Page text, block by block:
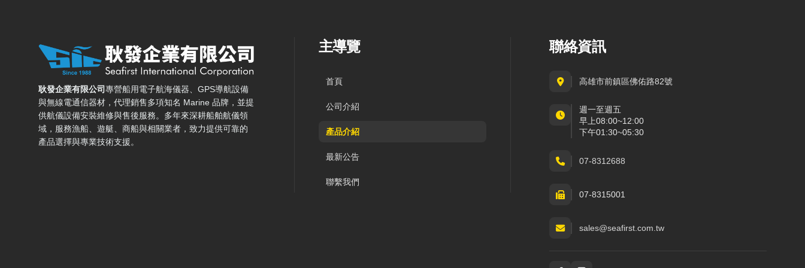
耿發企業有限公司 — 網站概要、主導覽與聯絡方式
耿發企業有限公司專營船用電子航海儀器、GPS導航設備
與無線電通信器材，代理銷售多項知名 Marine 品牌，並提
供航儀設備安裝維修與售後服務。多年來深耕船舶航儀領
域，服務漁船、遊艇、商船與相關業者，致力提供可靠的
產品選擇與專業技術支援。
主導覽
首頁
公司介紹
產品介紹
最新公告
聯繫我們
聯絡資訊
高雄市前鎮區佛佑路82號
週一至週五
早上08:00~12:00
下午01:30~05:30
07-8312688
07-8315001
sales@seafirst.com.tw